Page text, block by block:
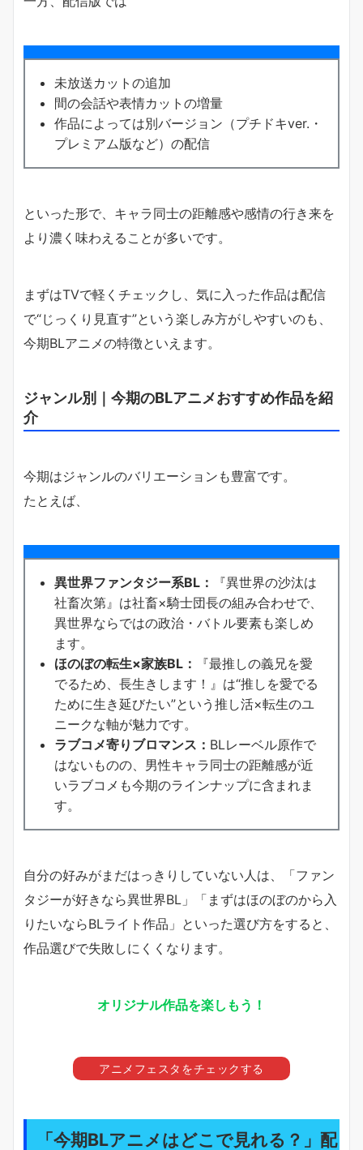
未放送カットの追加
間の会話や表情カットの増量
作品によっては別バージョン（プチドキver.・
プレミアム版など）の配信
といった形で、キャラ同士の距離感や感情の行き来を
より濃く味わえることが多いです。
まずはTVで軽くチェックし、気に入った作品は配信
で“じっくり見直す”という楽しみ方がしやすいのも、
今期BLアニメの特徴といえます。
ジャンル別｜今期のBLアニメおすすめ作品を紹
介
今期はジャンルのバリエーションも豊富です。
たとえば、
異世界ファンタジー系BL：
『異世界の沙汰は
社畜次第』は社畜×騎士団長の組み合わせで、
異世界ならではの政治・バトル要素も楽しめ
ます。
ほのぼの転生×家族BL：
『最推しの義兄を愛
でるため、長生きします！』は“推しを愛でる
ために生き延びたい”という推し活×転生のユ
ニークな軸が魅力です。
ラブコメ寄りブロマンス： BLレーベル原作で
はないものの、男性キャラ同士の距離感が近
いラブコメも今期のラインナップに含まれま
す。
自分の好みがまだはっきりしていない人は、「ファン
タジーが好きなら異世界BL」「まずはほのぼのから入
りたいならBLライト作品」といった選び方をすると、
作品選びで失敗しにくくなります。
オリジナル作品を楽しもう！
アニメフェスタをチェックする
「今期BLアニメはどこで見れる？」配